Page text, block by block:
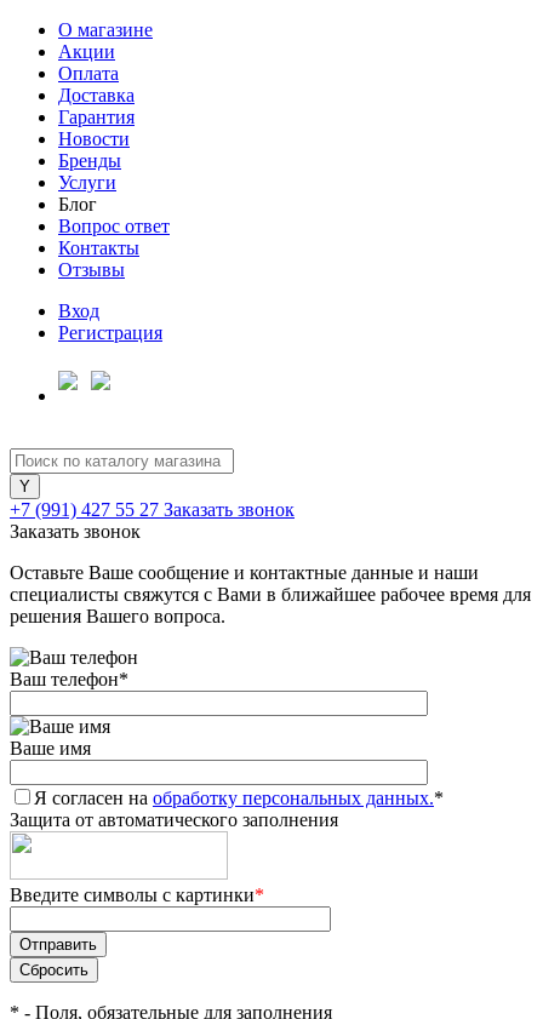
О магазине
Акции
Оплата
Доставка
Гарантия
Новости
Бренды
Услуги
Блог
Вопрос ответ
Контакты
Отзывы
Вход
Регистрация
+7 (991) 427 55 27 Заказать звонок
Заказать звонок
Оставьте Ваше сообщение и контактные данные и наши
специалисты свяжутся с Вами в ближайшее рабочее время для
решения Вашего вопроса.
Ваш телефон*
Ваше имя
Я согласен на обработку персональных данных.*
Защита от автоматического заполнения
Введите символы с картинки*
* - Поля, обязательные для заполнения